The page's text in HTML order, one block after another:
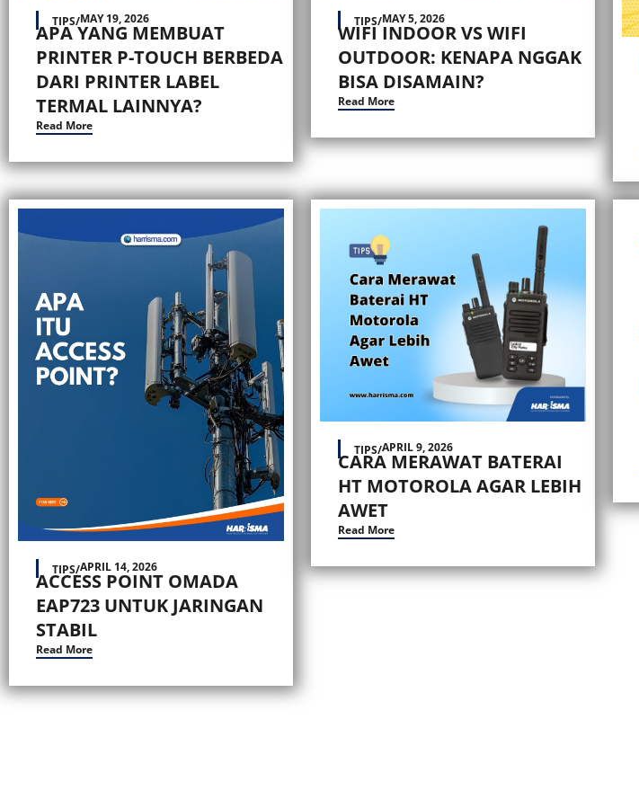
TIPS/MAY 19, 2026
APA YANG MEMBUAT
PRINTER P-TOUCH BERBEDA
DARI PRINTER LABEL
TERMAL LAINNYA?
Read More
TIPS/MAY 5, 2026
WIFI INDOOR VS WIFI
OUTDOOR: KENAPA NGGAK
BISA DISAMAIN?
Read More
TIPS/APRIL 14, 2026
ACCESS POINT OMADA
EAP723 UNTUK JARINGAN
STABIL
Read More
TIPS/APRIL 9, 2026
CARA MERAWAT BATERAI
HT MOTOROLA AGAR LEBIH
AWET
Read More